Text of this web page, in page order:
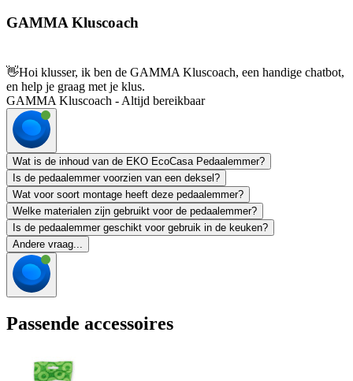
GAMMA Kluscoach
👋Hoi klusser, ik ben de GAMMA Kluscoach, een handige chatbot,
en help je graag met je klus.
GAMMA Kluscoach - Altijd bereikbaar
Wat is de inhoud van de EKO EcoCasa Pedaalemmer?
Is de pedaalemmer voorzien van een deksel?
Wat voor soort montage heeft deze pedaalemmer?
Welke materialen zijn gebruikt voor de pedaalemmer?
Is de pedaalemmer geschikt voor gebruik in de keuken?
Andere vraag...
Passende accessoires